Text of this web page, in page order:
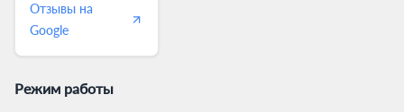
Отзывы на
Google
Режим работы